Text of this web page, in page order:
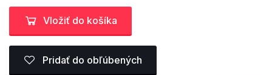
Vložiť do košíka
Pridať do obľúbených